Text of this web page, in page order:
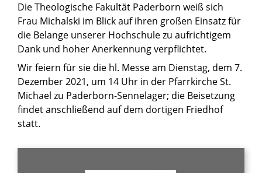
Die Theologische Fakultät Paderborn weiß sich
Frau Michalski im Blick auf ihren großen Einsatz für
die Belange unserer Hochschule zu aufrichtigem
Dank und hoher Anerkennung verpflichtet.
Wir feiern für sie die hl. Messe am Dienstag, dem 7.
Dezember 2021, um 14 Uhr in der Pfarrkirche St.
Michael zu Paderborn-Sennelager; die Beisetzung
findet anschließend auf dem dortigen Friedhof
statt.